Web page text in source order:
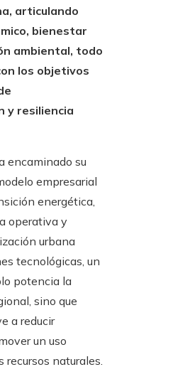
articulando
bienestar
ambiental, todo
los objetivos
y resiliencia
encaminado su
empresarial
energética,
operativa y
urbana
tecnológicas, un
potencia la
sino que
a reducir
un uso
recursos naturales.